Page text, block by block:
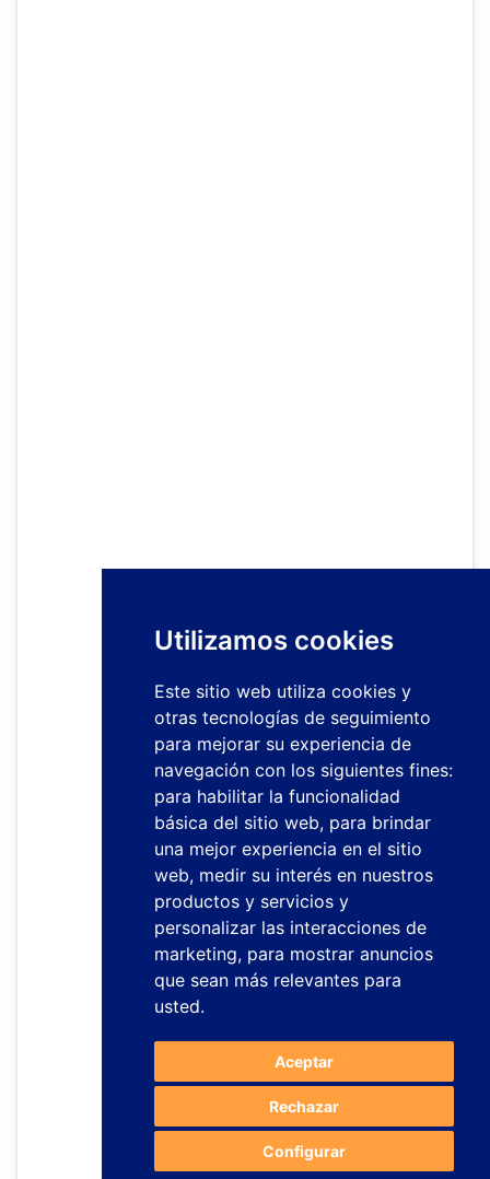
Utilizamos cookies
Este sitio web utiliza cookies y
otras tecnologías de seguimiento
para mejorar su experiencia de
navegación con los siguientes fines:
para habilitar la funcionalidad
básica del sitio web, para brindar
una mejor experiencia en el sitio
web, medir su interés en nuestros
productos y servicios y
personalizar las interacciones de
marketing, para mostrar anuncios
que sean más relevantes para
usted.
Aceptar
Rechazar
Configurar